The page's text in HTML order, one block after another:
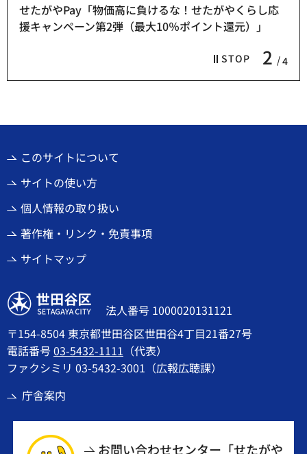
STOP 2 4
せたがやPay「物価高に負けるな！せたがやくらし応
援キャンペーン第2弾（最大10％ポイント還元）」
このサイトについて
サイトの使い方
個人情報の取り扱い
著作権・リンク・免責事項
サイトマップ
世田谷区
法人番号 1000020131121
〒154-8504 東京都世田谷区世田谷4丁目21番27号
電話番号03-5432-1111 （代表）
ファクシミリ 03-5432-3001（広報広聴課）
庁舎案内
お問い合わせセンター「せたがや